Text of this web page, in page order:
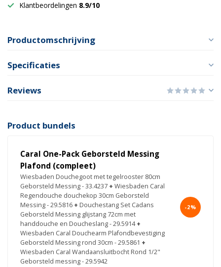
Klantbeordelingen 8.9/10
Productomschrijving
Specificaties
Reviews
Product bundels
Caral One-Pack Geborsteld Messing
Plafond (compleet)
Wiesbaden Douchegoot met tegelrooster 80cm
Geborsteld Messing - 33.4237 + Wiesbaden Caral
Regendouche douchekop 30cm Geborsteld
Messing - 29.5816 + Douchestang Set Cadans
Geborsteld Messing glijstang 72cm met
handdouche en Doucheslang - 29.5914 +
Wiesbaden Caral Douchearm Plafondbevestiging
Geborsteld Messing rond 30cm - 29.5861 +
Wiesbaden Caral Wandaansluitbocht Rond 1/2"
Geborsteld messing - 29.5942
-2%